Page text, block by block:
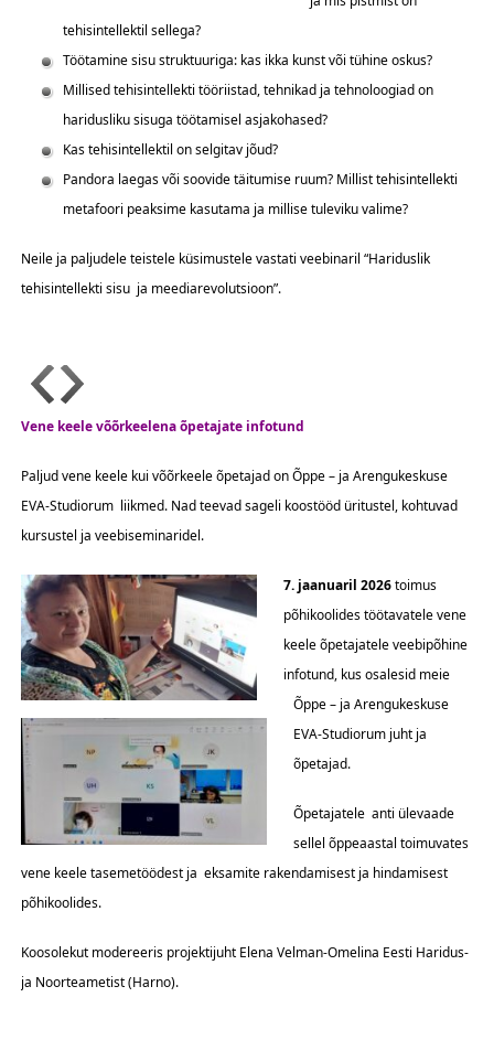
tehisintellektil sellega?
Töötamine sisu struktuuriga: kas ikka kunst või tühine oskus?
Millised tehisintellekti tööriistad, tehnikad ja tehnoloogiad on
haridusliku sisuga töötamisel asjakohased?
Kas tehisintellektil on selgitav jõud?
Pandora laegas või soovide täitumise ruum? Millist tehisintellekti
metafoori peaksime kasutama ja millise tuleviku valime?
Neile ja paljudele teistele küsimustele vastati veebinaril “Hariduslik
tehisintellekti sisu ja meediarevolutsioon”.
Vene keele võõrkeelena õpetajate infotund
Paljud vene keele kui võõrkeele õpetajad on Õppe – ja Arengukeskuse
EVA-Studiorum liikmed. Nad teevad sageli koostööd üritustel, kohtuvad
kursustel ja veebiseminaridel.
7. jaanuaril 2026toimus
põhikoolides töötavatele vene
keele õpetajatele veebipõhine
infotund, kus osalesid meie
Õppe – ja Arengukeskuse
EVA-Studiorum juht ja
õpetajad.
Õpetajatele anti ülevaade
sellel õppeaastal toimuvates
vene keele tasemetöödest ja eksamite rakendamisest ja hindamisest
põhikoolides.
Koosolekut modereeris projektijuht Elena Velman-Omelina Eesti Haridus-
ja Noorteametist (Harno).